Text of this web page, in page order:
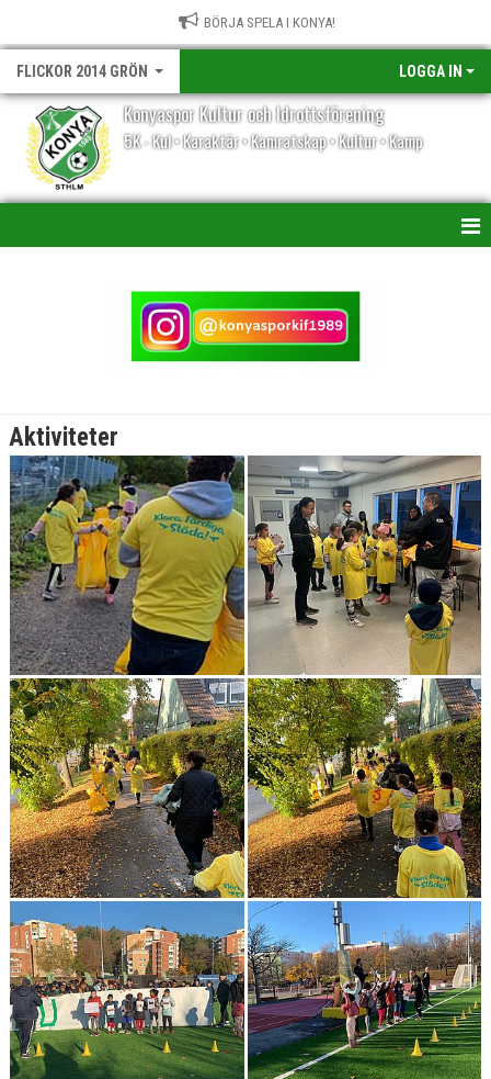
BÖRJA SPELA I KONYA!
FLICKOR 2014 GRÖN LOGGA IN
Konyaspor Kultur och Idrottsförening
5K - Kul • Karaktär • Kamratskap • Kultur • Kamp
TRUPPEN
BILDGALLERI
DOKUMENT
KONTAKT
Aktiviteter